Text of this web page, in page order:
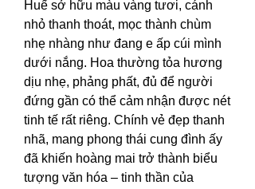
Huế sở hữu màu vàng tươi, cánh
nhỏ thanh thoát, mọc thành chùm
nhẹ nhàng như đang e ấp cúi mình
dưới nắng. Hoa thường tỏa hương
dịu nhẹ, phảng phất, đủ để người
đứng gần có thể cảm nhận được nét
tinh tế rất riêng. Chính vẻ đẹp thanh
nhã, mang phong thái cung đình ấy
đã khiến hoàng mai trở thành biểu
tượng văn hóa – tinh thần của